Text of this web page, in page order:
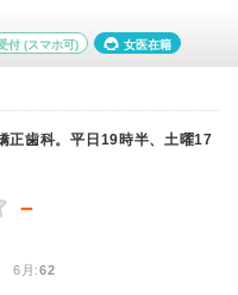
付 (スマホ可) 女医在籍
正歯科。平日19時半、土曜17
－
月:62